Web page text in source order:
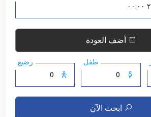
أضف العودة
طفل رضيع
ابحث الآن